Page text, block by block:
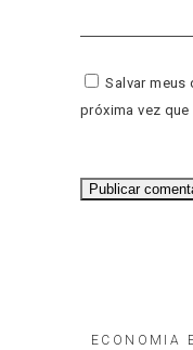
Salvar meus
próxima vez que
ECONOMIA